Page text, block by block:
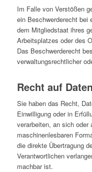
Im Falle von Verstößen
ein Beschwerderecht bei
dem Mitgliedstaat ihres
Arbeitsplatzes oder des
Das Beschwerderecht
verwaltungsrechtlicher
Recht auf
Sie haben das Recht,
Einwilligung oder in
verarbeiten, an sich oder
maschinenlesbaren
die direkte Übertragung
Verantwortlichen
machbar ist.